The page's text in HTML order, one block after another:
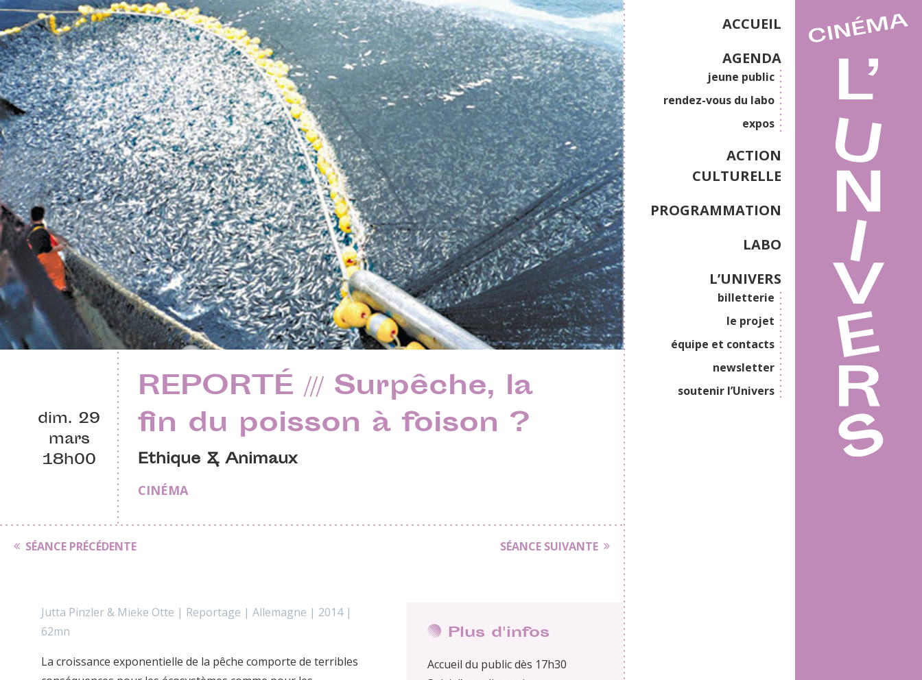
ACCUEIL
AGENDA
jeune public
rendez-vous du labo
expos
ACTION
CULTURELLE
PROGRAMMATION
LABO
L’UNIVERS
billetterie
le projet
équipe et contacts
newsletter
soutenir l’Univers
dim. 29
mars
18h00
REPORTÉ /// Surpêche, la
fin du poisson à foison ?
Ethique & Animaux
CINÉMA
SÉANCE PRÉCÉDENTE SÉANCE SUIVANTE
Plus d'infos
Accueil du public dès 17h30
Jutta Pinzler & Mieke Otte | Reportage | Allemagne | 2014 |
62mn
La croissance exponentielle de la pêche comporte de terribles